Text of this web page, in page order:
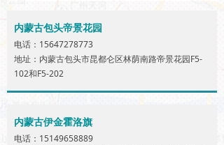
内蒙古包头帝景花园
电话：15647278773
地址：内蒙古包头市昆都仑区林荫南路帝景花园F5-
102和F5-202
内蒙古伊金霍洛旗
电话：15149658889